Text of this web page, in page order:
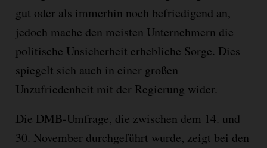
gut oder als immerhin noch befriedigend an,
jedoch mache den meisten Unternehmern die
politische Unsicherheit erhebliche Sorge. Dies
spiegelt sich auch in einer großen
Unzufriedenheit mit der Regierung wider.
Die DMB-Umfrage, die zwischen dem 14. und
30. November durchgeführt wurde, zeigt bei den